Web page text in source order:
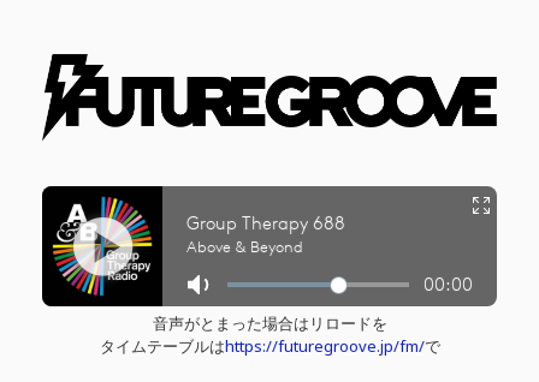
音声がとまった場合はリロードを
タイムテーブルはhttps://futuregroove.jp/fm/で